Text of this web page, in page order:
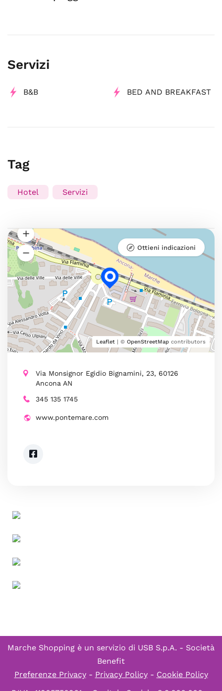
Servizi
B&B BED AND BREAKFAST
Tag
Hotel Servizi
Leaflet | © OpenStreetMap contributors
Ottieni indicazioni
Via Monsignor Egidio Bignamini, 23, 60126
Ancona AN
345 135 1745
www.pontemare.com
Marche Shopping è un servizio di USB S.p.A. - Società
Benefit
Preferenze Privacy- Privacy Policy- Cookie Policy